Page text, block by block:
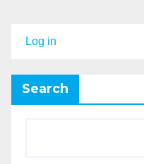
Log in
Search